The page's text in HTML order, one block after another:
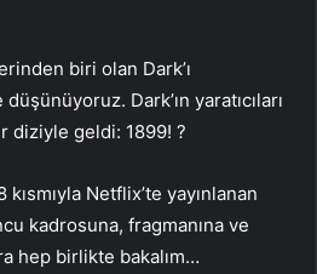
biri olan Dark’ı
Dark’ın yaratıcıları
diziyle geldi: 1899! ?
Netflix’te yayınlanan
kadrosuna, fragmanına ve
hep birlikte bakalım…